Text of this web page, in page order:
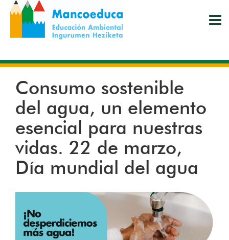
Pasar
contenido
principal
Consumo sostenible
del agua, un elemento
esencial para nuestras
vidas. 22 de marzo,
Día mundial del agua